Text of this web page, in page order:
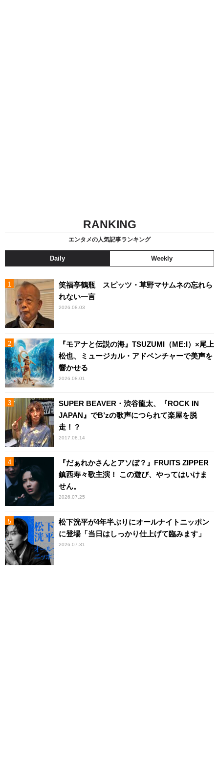
RANKING
エンタメの人気記事ランキング
Daily Weekly
笑福亭鶴瓶 スピッツ・草野マサムネの忘れら
れない一言
2026.08.03
『モアナと伝説の海』TSUZUMI（ME:I）×尾上
松也、ミュージカル・アドベンチャーで美声を
響かせる
2026.08.01
SUPER BEAVER・渋谷龍太、『ROCK IN
JAPAN』でB’zの歌声につられて楽屋を脱
走！？
2017.08.14
『だぁれかさんとアソぼ？』FRUITS ZIPPER
鎮西寿々歌主演！ この遊び、やってはいけま
せん。
2026.07.25
松下洸平が4年半ぶりにオールナイトニッポン
に登場「当日はしっかり仕上げて臨みます」
2026.07.31